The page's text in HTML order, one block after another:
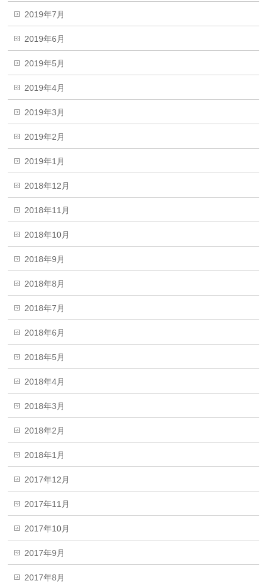
2019年7月
2019年6月
2019年5月
2019年4月
2019年3月
2019年2月
2019年1月
2018年12月
2018年11月
2018年10月
2018年9月
2018年8月
2018年7月
2018年6月
2018年5月
2018年4月
2018年3月
2018年2月
2018年1月
2017年12月
2017年11月
2017年10月
2017年9月
2017年8月